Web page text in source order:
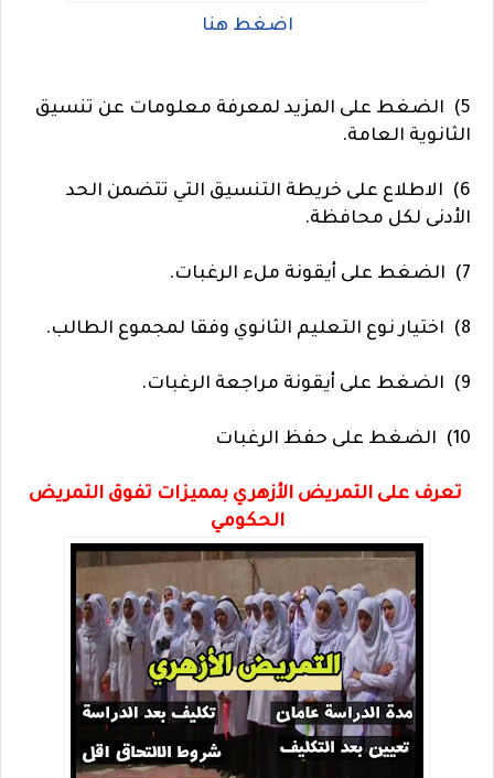
اضغط هنا
5) الضغط على المزيد لمعرفة معلومات عن تنسيق
الثانوية العامة.
6) الاطلاع على خريطة التنسيق التي تتضمن الحد
الأدنى لكل محافظة.
7) الضغط على أيقونة ملء الرغبات.
8) اختيار نوع التعليم الثانوي وفقا لمجموع الطالب.
9) الضغط على أيقونة مراجعة الرغبات.
10) الضغط على حفظ الرغبات
تعرف على التمريض الأزهري بمميزات تفوق التمريض
الحكومي